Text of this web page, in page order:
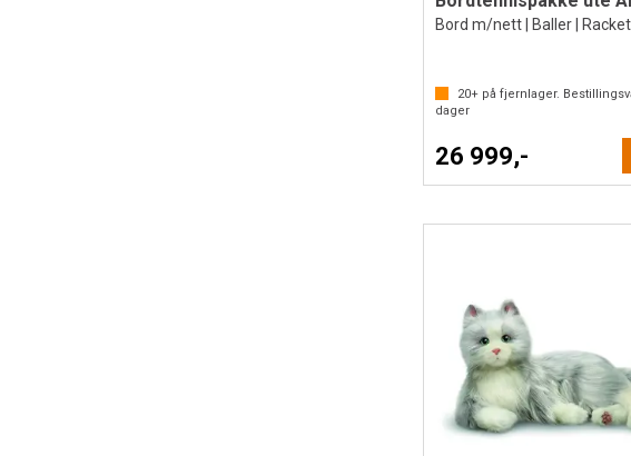
Bord m/nett | Baller |
20+på fjernlager.
dager
26 999,-